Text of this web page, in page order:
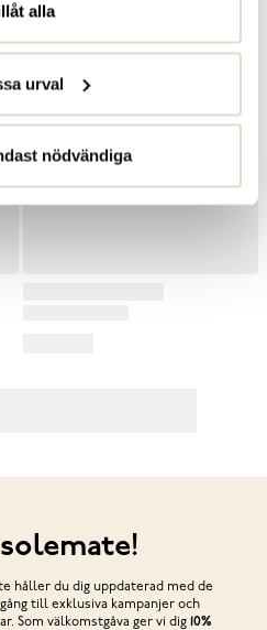
alla
urval
nödvändiga
håller du dig uppdaterad med de
till exklusiva kampanjer och
Som välkomstgåva ger vi dig 10%